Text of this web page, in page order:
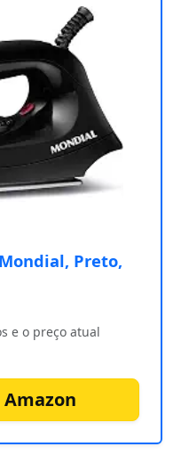
Preto,
e o preço atual